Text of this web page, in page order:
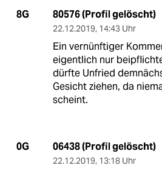
8G 80576 (Profil gelöscht)
22.12.2019, 14:43 Uhr
Ein vernünftiger
eigentlich nur
dürfte Unfried
Gesicht ziehen, da
scheint.
0G 06438 (Profil gelöscht)
22.12.2019, 13:18 Uhr